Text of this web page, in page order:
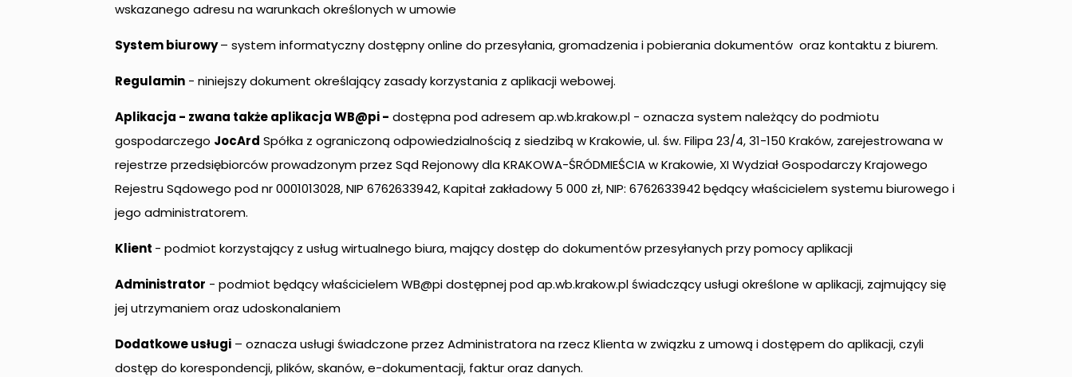
wskazanego adresu na warunkach określonych w umowie
System biurowy– system informatyczny dostępny online do przesyłania, gromadzenia i pobierania dokumentów oraz kontaktu z biurem.
Regulamin - niniejszy dokument określający zasady korzystania z aplikacji webowej.
Aplikacja - zwana także aplikacja WB@pi - dostępna pod adresem ap.wb.krakow.pl - oznacza system należący do podmiotu
gospodarczego JocArd Spółka z ograniczoną odpowiedzialnością z siedzibą w Krakowie, ul. św. Filipa 23/4, 31-150 Kraków, zarejestrowana w
rejestrze przedsiębiorców prowadzonym przez Sąd Rejonowy dla KRAKOWA-ŚRÓDMIEŚCIA w Krakowie, XI Wydział Gospodarczy Krajowego
Rejestru Sądowego pod nr 0001013028, NIP 6762633942, Kapitał zakładowy 5 000 zł, NIP: 6762633942 będący właścicielem systemu biurowego i
jego administratorem.
Klient - podmiot korzystający z usług wirtualnego biura, mający dostęp do dokumentów przesyłanych przy pomocy aplikacji
Administrator - podmiot będący właścicielem WB@pi dostępnej pod ap.wb.krakow.pl świadczący usługi określone w aplikacji, zajmujący się
jej utrzymaniem oraz udoskonalaniem
Dodatkowe usługi – oznacza usługi świadczone przez Administratora na rzecz Klienta w związku z umową i dostępem do aplikacji, czyli
dostęp do korespondencji, plików, skanów, e-dokumentacji, faktur oraz danych.